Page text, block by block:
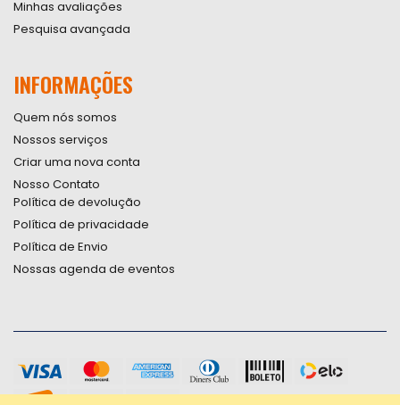
Minhas avaliações
Pesquisa avançada
INFORMAÇÕES
Quem nós somos
Nossos serviços
Criar uma nova conta
Nosso Contato
Política de devolução
Política de privacidade
Política de Envio
Nossas agenda de eventos